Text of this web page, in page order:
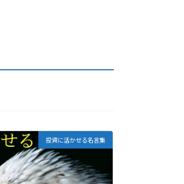
投資に活かせる名言集